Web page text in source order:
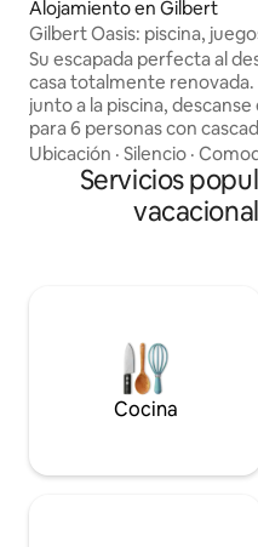
Alojamiento en Gilbert
Gilbert Oasis: piscina,
televisores enormes de
Su escapada perfecta al
casa totalmente renovada.
junto a la piscina, descanse
para 6 personas con
la parrilla de última
juegue al voleibol o
pong al aire libre. En el
habitación cuenta con su
Amplia y diseñada para
muebles de lujo y un
de oficina exclusivo.
Ubicación · Silencio ·
Servicios
Cocina